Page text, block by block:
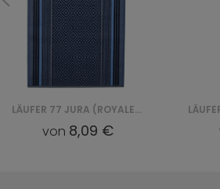
LÄUFER 77 JURA (ROYALE) - (P)
von 8,09 €